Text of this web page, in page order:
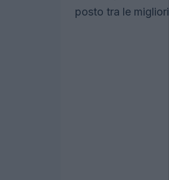
posto tra le migliori.